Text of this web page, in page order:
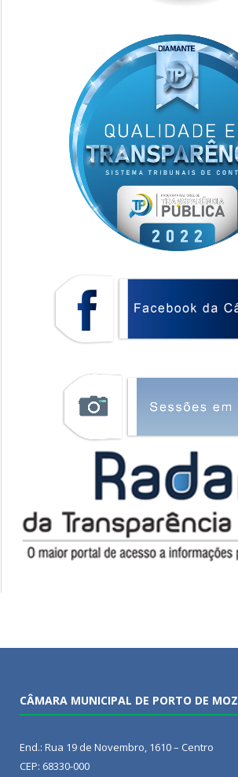
CÂMARA MUNICIPAL DE PORTO DE MOZ
End.: Rua 19 de Novembro, 1610 – Centro
CEP: 68330-000